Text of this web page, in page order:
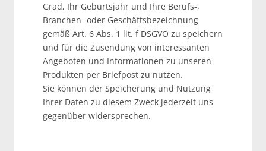
Grad, Ihr Geburtsjahr und Ihre Berufs-,
Branchen- oder Geschäftsbezeichnung
gemäß Art. 6 Abs. 1 lit. f DSGVO zu speichern
und für die Zusendung von interessanten
Angeboten und Informationen zu unseren
Produkten per Briefpost zu nutzen.
Sie können der Speicherung und Nutzung
Ihrer Daten zu diesem Zweck jederzeit uns
gegenüber widersprechen.